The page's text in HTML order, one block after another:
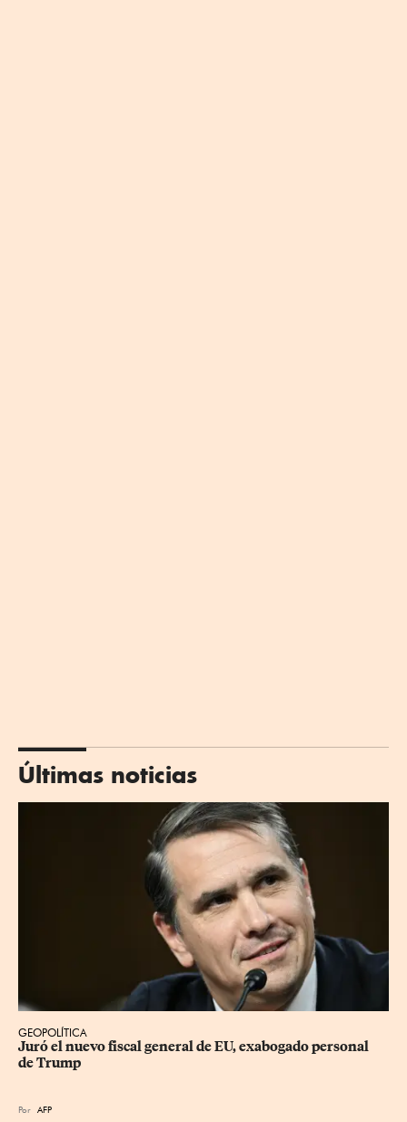
Últimas noticias
GEOPOLÍTICA
Juró el nuevo fiscal general de EU, exabogado personal
de Trump
Por AFP